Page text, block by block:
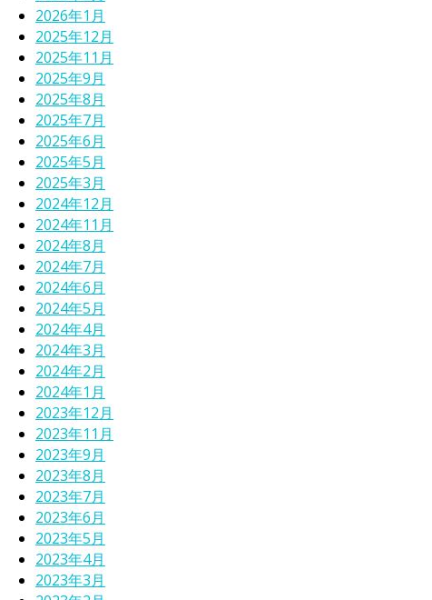
2026年1月
2025年12月
2025年11月
2025年9月
2025年8月
2025年7月
2025年6月
2025年5月
2025年3月
2024年12月
2024年11月
2024年8月
2024年7月
2024年6月
2024年5月
2024年4月
2024年3月
2024年2月
2024年1月
2023年12月
2023年11月
2023年9月
2023年8月
2023年7月
2023年6月
2023年5月
2023年4月
2023年3月